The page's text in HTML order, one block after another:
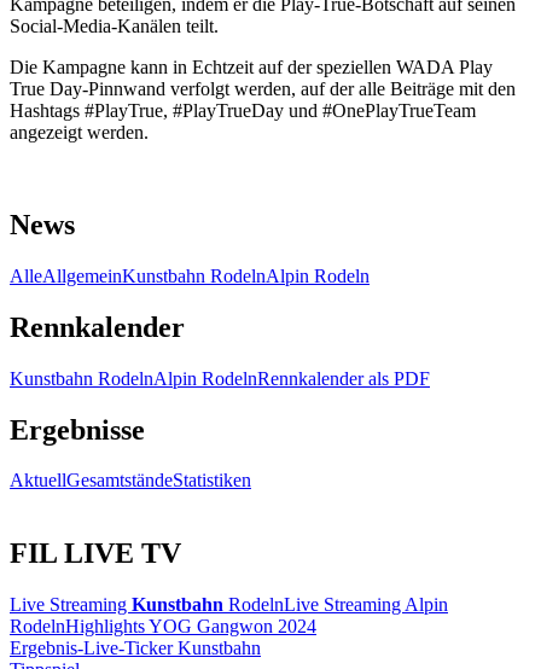
Kampagne beteiligen, indem er die Play-True-Botschaft auf seinen
Social-Media-Kanälen teilt.
Die Kampagne kann in Echtzeit auf der speziellen WADA Play
True Day-Pinnwand verfolgt werden, auf der alle Beiträge mit den
Hashtags #PlayTrue, #PlayTrueDay und #OnePlayTrueTeam
angezeigt werden.
News
AlleAllgemeinKunstbahn RodelnAlpin Rodeln
Rennkalender
Kunstbahn RodelnAlpin RodelnRennkalender als PDF
Ergebnisse
AktuellGesamtständeStatistiken
FIL LIVE TV
Live Streaming Kunstbahn RodelnLive Streaming Alpin
RodelnHighlights YOG Gangwon 2024
Ergebnis-Live-Ticker Kunstbahn